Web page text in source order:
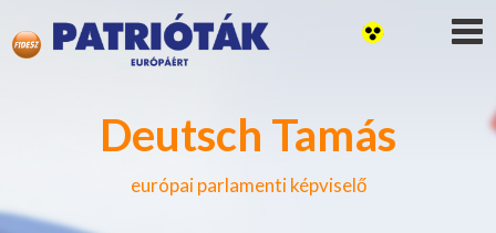
Deutsch Tamás
európai parlamenti képviselő